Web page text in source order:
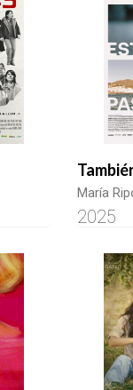
María
2025